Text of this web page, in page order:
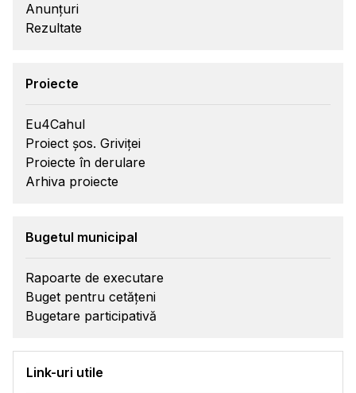
Anunțuri
Rezultate
Proiecte
Eu4Cahul
Proiect șos. Griviței
Proiecte în derulare
Arhiva proiecte
Bugetul municipal
Rapoarte de executare
Buget pentru cetățeni
Bugetare participativă
Link-uri utile